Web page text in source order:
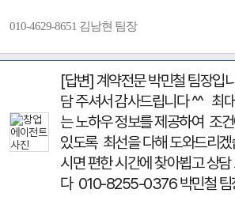
010-4629-8651 김남현 팀장
[답변] 계약전문 박민철 팀장입
담 주셔서 감사드립니다 ^^ 최
는 노하우 정보를 제공하여 조
있도록 최선을 다해 도와드리
시면 편한 시간에 찾아뵙고 상담
다 010-8255-0376 박민철 팀